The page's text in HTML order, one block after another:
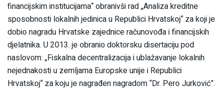
financijskim institucijama“ obranivši rad „Analiza kreditne
sposobnosti lokalnih jedinica u Republici Hrvatskoj“ za koji je
dobio nagradu Hrvatske zajednice računovođa i financijskih
djelatnika. U 2013. je obranio doktorsku disertaciju pod
naslovom: „Fiskalna decentralizacija i ublažavanje lokalnih
nejednakosti u zemljama Europske unije i Republici
Hrvatskoj“ za koju je nagrađen nagradom “Dr. Pero Jurković”.